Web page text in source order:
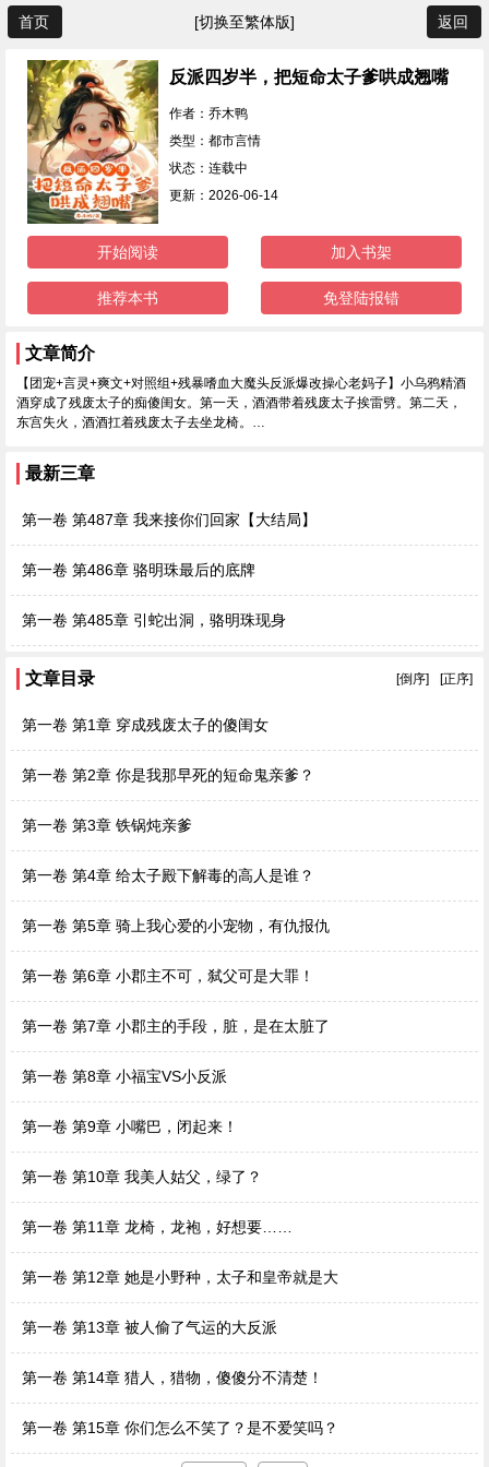
首页 [切换至繁体版] 返回
反派四岁半，把短命太子爹哄成翘嘴
作者：乔木鸭
类型：都市言情
状态：连载中
更新：2026-06-14
开始阅读 加入书架
推荐本书 免登陆报错
文章简介
【团宠+言灵+爽文+对照组+残暴嗜血大魔头反派爆改操心老妈子】小乌鸦精酒
酒穿成了残废太子的痴傻闺女。第一天，酒酒带着残废太子挨雷劈。第二天，
东宫失火，酒酒扛着残废太子去坐龙椅。…
最新三章
第一卷 第487章 我来接你们回家【大结局】
第一卷 第486章 骆明珠最后的底牌
第一卷 第485章 引蛇出洞，骆明珠现身
文章目录 [正序]
[倒序]
第一卷 第1章 穿成残废太子的傻闺女
第一卷 第2章 你是我那早死的短命鬼亲爹？
第一卷 第3章 铁锅炖亲爹
第一卷 第4章 给太子殿下解毒的高人是谁？
第一卷 第5章 骑上我心爱的小宠物，有仇报仇
第一卷 第6章 小郡主不可，弑父可是大罪！
第一卷 第7章 小郡主的手段，脏，是在太脏了
第一卷 第8章 小福宝VS小反派
第一卷 第9章 小嘴巴，闭起来！
第一卷 第10章 我美人姑父，绿了？
第一卷 第11章 龙椅，龙袍，好想要……
第一卷 第12章 她是小野种，太子和皇帝就是大
第一卷 第13章 被人偷了气运的大反派
第一卷 第14章 猎人，猎物，傻傻分不清楚！
第一卷 第15章 你们怎么不笑了？是不爱笑吗？